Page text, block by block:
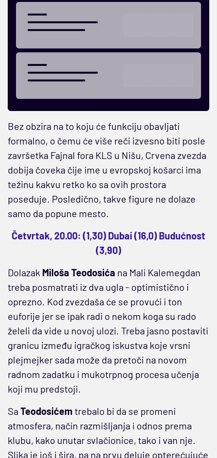
Bez obzira na to koju će funkciju obavljati
formalno, o čemu će više reči izvesno biti posle
završetka Fajnal fora KLS u Nišu, Crvena zvezda
dobija čoveka čije ime u evropskoj košarci ima
težinu kakvu retko ko sa ovih prostora
poseduje. Posledično, takve figure ne dolaze
samo da popune mesto.
Četvrtak, 20.00: (1,30) Dubai (16,0) Budućnost
(3,90)
Dolazak Miloša Teodosića na Mali Kalemegdan
treba posmatrati iz dva ugla - optimistično i
oprezno. Kod zvezdaša će se provući i ton
euforije jer se ipak radi o nekom koga su rado
želeli da vide u novoj ulozi. Treba jasno postaviti
granicu između igračkog iskustva koje vrsni
plejmejker sada može da pretoči na novom
radnom zadatku i mukotrpnog procesa učenja
koji mu predstoji.
Sa Teodosićem trebalo bi da se promeni
atmosfera, način razmišljanja i odnos prema
klubu, kako unutar svlačionice, tako i van nje.
Slika je još i šira, pa na prvu deluje opterećujuće